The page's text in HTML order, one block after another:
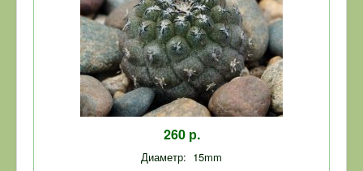
260 р.
Диаметр: 15mm